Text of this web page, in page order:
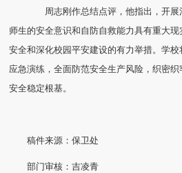
周志刚作总结点评，他指出，开展
师生的安全意识和自防自救能力具有重大
安全和深化校园平安建设的有力举措。学
应急演练，全面防范安全生产风险，织密
安全稳定根基。
稿件来源：保卫处
部门审核：吉凌青